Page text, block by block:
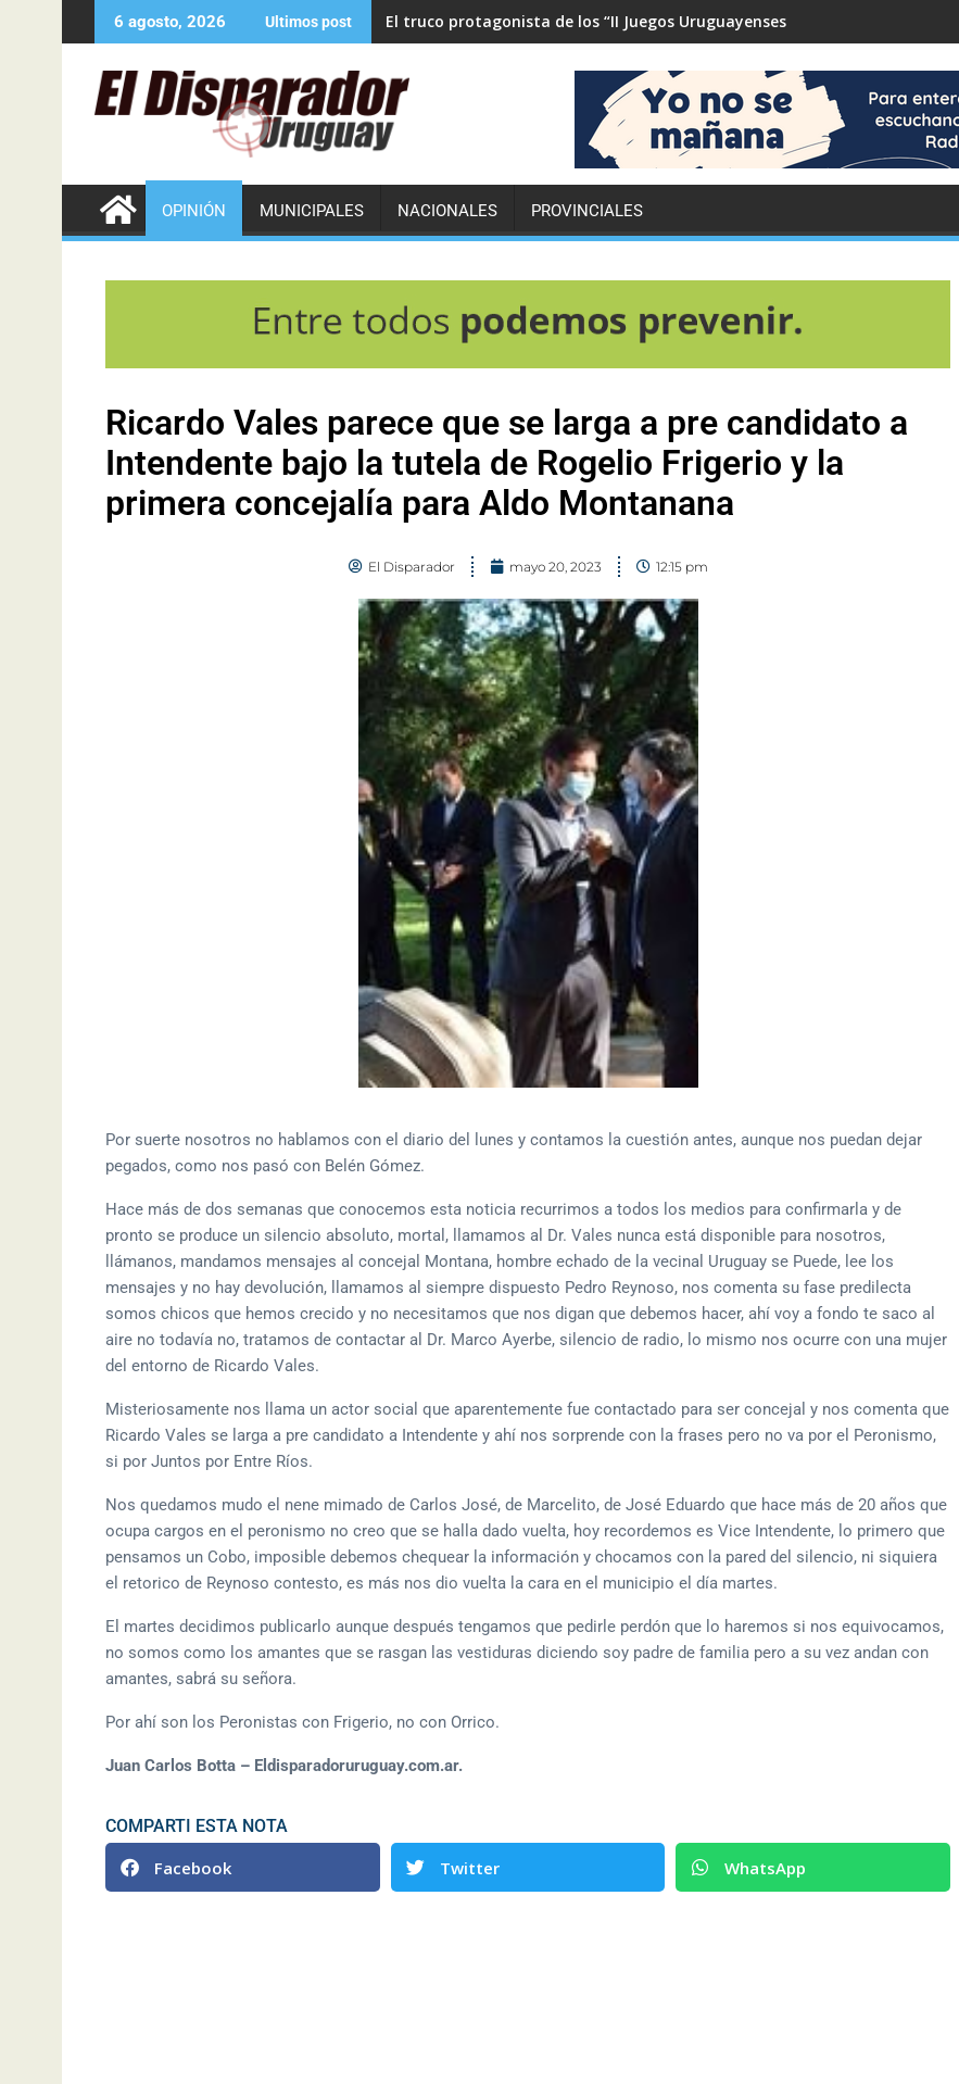
6 agosto, 2026 Ultimos post El truco protagonista de los “II Juegos Uruguayenses de Adultos Mayores”
OPINIÓN MUNICIPALES NACIONALES PROVINCIALES
Ricardo Vales parece que se larga a pre candidato a
Intendente bajo la tutela de Rogelio Frigerio y la
primera concejalía para Aldo Montanana
El Disparador mayo 20, 2023 12:15 pm
Por suerte nosotros no hablamos con el diario del lunes y contamos la cuestión antes, aunque nos puedan dejar
pegados, como nos pasó con Belén Gómez.
Hace más de dos semanas que conocemos esta noticia recurrimos a todos los medios para confirmarla y de
pronto se produce un silencio absoluto, mortal, llamamos al Dr. Vales nunca está disponible para nosotros,
llámanos, mandamos mensajes al concejal Montana, hombre echado de la vecinal Uruguay se Puede, lee los
mensajes y no hay devolución, llamamos al siempre dispuesto Pedro Reynoso, nos comenta su fase predilecta
somos chicos que hemos crecido y no necesitamos que nos digan que debemos hacer, ahí voy a fondo te saco al
aire no todavía no, tratamos de contactar al Dr. Marco Ayerbe, silencio de radio, lo mismo nos ocurre con una mujer
del entorno de Ricardo Vales.
Misteriosamente nos llama un actor social que aparentemente fue contactado para ser concejal y nos comenta que
Ricardo Vales se larga a pre candidato a Intendente y ahí nos sorprende con la frases pero no va por el Peronismo,
si por Juntos por Entre Ríos.
Nos quedamos mudo el nene mimado de Carlos José, de Marcelito, de José Eduardo que hace más de 20 años que
ocupa cargos en el peronismo no creo que se halla dado vuelta, hoy recordemos es Vice Intendente, lo primero que
pensamos un Cobo, imposible debemos chequear la información y chocamos con la pared del silencio, ni siquiera
el retorico de Reynoso contesto, es más nos dio vuelta la cara en el municipio el día martes.
El martes decidimos publicarlo aunque después tengamos que pedirle perdón que lo haremos si nos equivocamos,
no somos como los amantes que se rasgan las vestiduras diciendo soy padre de familia pero a su vez andan con
amantes, sabrá su señora.
Por ahí son los Peronistas con Frigerio, no con Orrico.
Juan Carlos Botta – Eldisparadoruruguay.com.ar.
COMPARTI ESTA NOTA
Facebook Twitter WhatsApp